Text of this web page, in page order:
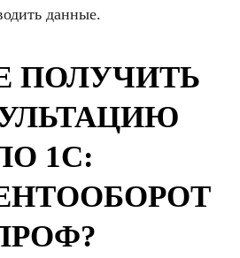
данные.
ПОЛУЧИТЬ
1С: